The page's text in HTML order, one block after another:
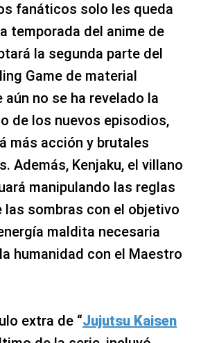
fanáticos solo les queda
temporada del anime de
la segunda parte del
Game de material
aún no se ha revelado la
de los nuevos episodios,
más acción y brutales
Además, Kenjaku, el villano
manipulando las reglas
las sombras con el objetivo
maldita necesaria
humanidad con el Maestro
extra de “Jujutsu Kaisen